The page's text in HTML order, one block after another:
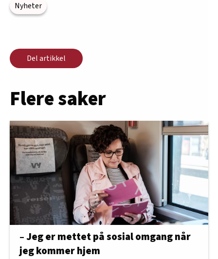
Nyheter
Del artikkel
Flere saker
– Jeg er mettet på sosial omgang når
jeg kommer hjem